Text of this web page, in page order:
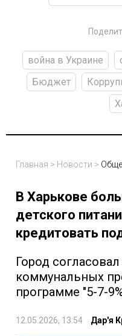
война в Украине
Бюджет
Главная > Новости >
В Харькове
детского
кредитовать
Город
коммунальных
программе "5-7-
12.05.2026, 13:54 Дар'я